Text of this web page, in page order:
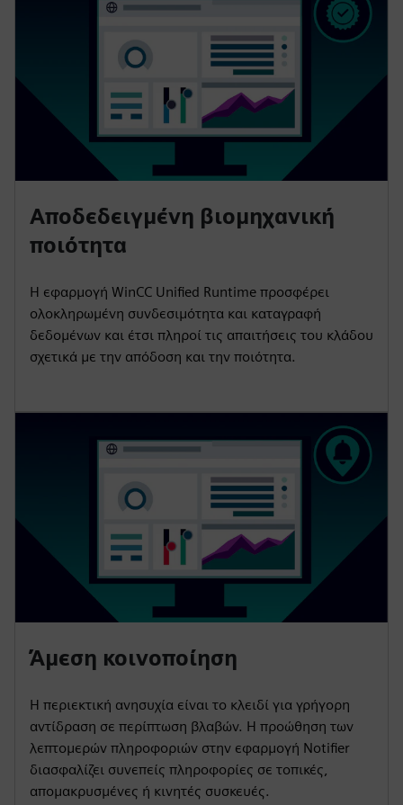
Αποδεδειγμένη βιομηχανική
ποιότητα
Η εφαρμογή WinCC Unified Runtime προσφέρει
ολοκληρωμένη συνδεσιμότητα και καταγραφή
δεδομένων και έτσι πληροί τις απαιτήσεις του κλάδου
σχετικά με την απόδοση και την ποιότητα.
Άμεση κοινοποίηση
Η περιεκτική ανησυχία είναι το κλειδί για γρήγορη
αντίδραση σε περίπτωση βλαβών. Η προώθηση των
λεπτομερών πληροφοριών στην εφαρμογή Notifier
διασφαλίζει συνεπείς πληροφορίες σε τοπικές,
απομακρυσμένες ή κινητές συσκευές.